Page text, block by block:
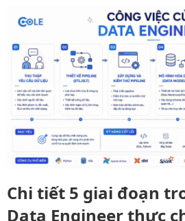
Chi tiết 5 giai đoạn
Data Engineer thực